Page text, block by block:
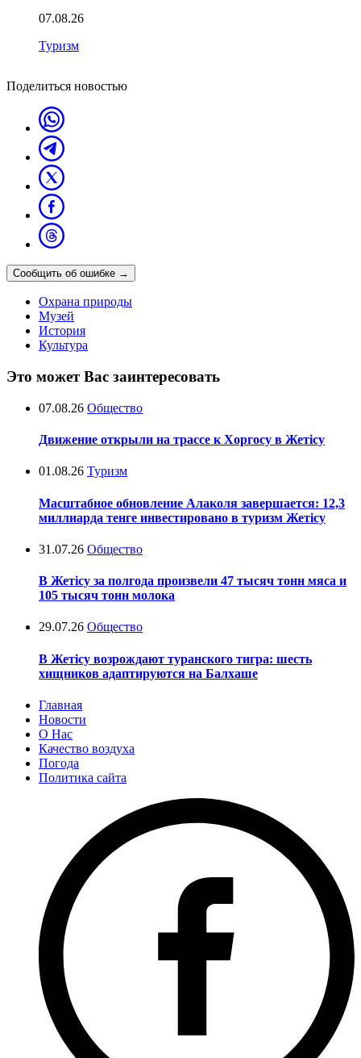
07.08.26
Туризм
Поделиться новостью
Сообщить об ошибке →
Охрана природы
Музей
История
Культура
Это может Вас заинтересовать
07.08.26 Общество
Движение открыли на трассе к Хоргосу в Жетісу
01.08.26 Туризм
Масштабное обновление Алаколя завершается: 12,3
миллиарда тенге инвестировано в туризм Жетісу
31.07.26 Общество
В Жетісу за полгода произвели 47 тысяч тонн мяса и
105 тысяч тонн молока
29.07.26 Общество
В Жетісу возрождают туранского тигра: шесть
хищников адаптируются на Балхаше
Главная
Новости
О Нас
Качество воздуха
Погода
Политика сайта